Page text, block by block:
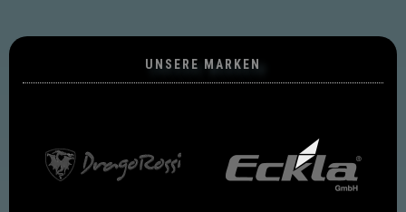
UNSERE MARKEN